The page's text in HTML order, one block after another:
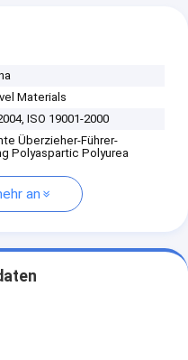
Materials
ISO 19001-2000
Überzieher-Führer-
Polyaspartic Polyurea
an